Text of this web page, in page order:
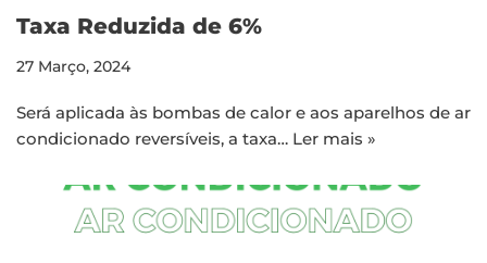
Taxa Reduzida de 6%
27 Março, 2024
Será aplicada às bombas de calor e aos aparelhos de ar
condicionado reversíveis, a taxa… Ler mais »